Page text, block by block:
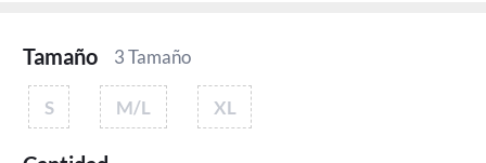
Tamaño 3 Tamaño
S M/L XL